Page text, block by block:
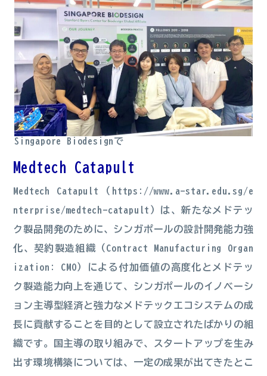
Singapore Biodesignで
Medtech Catapult
Medtech Catapult（ https://www.a-star.edu.sg/e
nterprise/medtech-catapult ）は、新たなメドテッ
ク製品開発のために、シンガポールの設計開発能力強
化、契約製造組織（Contract Manufacturing Organ
ization: CMO）による付加価値の高度化とメドテッ
ク製造能力向上を通じて、シンガポールのイノベーシ
ョン主導型経済と強力なメドテックエコシステムの成
長に貢献することを目的として設立されたばかりの組
織です。国主導の取り組みで、スタートアップを生み
出す環境構築については、一定の成果が出てきたとこ